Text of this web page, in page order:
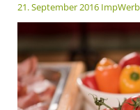
21. September 2016